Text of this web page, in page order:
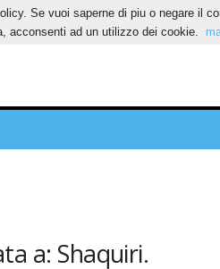
a: Shaquiri.
Se vuoi saperne di piu o negare il
acconsenti ad un utilizzo dei cookie.